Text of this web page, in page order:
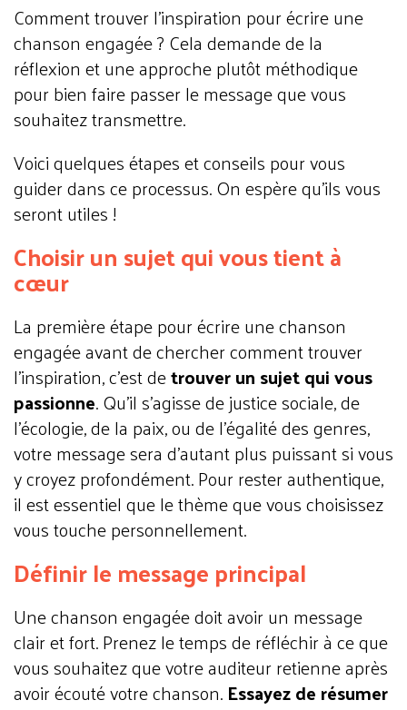
Comment trouver l'inspiration pour écrire une
chanson engagée ? Cela demande de la
réflexion et une approche plutôt méthodique
pour bien faire passer le message que vous
souhaitez transmettre.
Voici quelques étapes et conseils pour vous
guider dans ce processus. On espère qu'ils vous
seront utiles !
Choisir un sujet qui vous tient à
cœur
La première étape pour écrire une chanson
engagée avant de chercher comment trouver
l'inspiration, c'est detrouver un sujet qui vous
passionne. Qu'il s'agisse de justice sociale, de
l'écologie, de la paix, ou de l'égalité des genres,
votre message sera d'autant plus puissant si vous
y croyez profondément. Pour rester authentique,
il est essentiel que le thème que vous choisissez
vous touche personnellement.
Définir le message principal
Une chanson engagée doit avoir un message
clair et fort. Prenez le temps de réfléchir à ce que
vous souhaitez que votre auditeur retienne après
avoir écouté votre chanson.Essayez de résumer